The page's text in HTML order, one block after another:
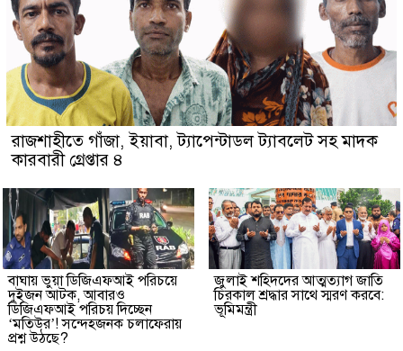
রাজশাহীতে গাঁজা, ইয়াবা, ট্যাপেন্টাডল ট্যাবলেট সহ মাদক
কারবারী গ্রেপ্তার ৪
বাঘায় ভুয়া ডিজিএফআই পরিচয়ে
দুইজন আটক, আবারও
ডিজিএফআই পরিচয় দিচ্ছেন
‘মতিউর’! সন্দেহজনক চলাফেরায়
প্রশ্ন উঠছে?
জুলাই শহিদদের আত্মত্যাগ জাতি
চিরকাল শ্রদ্ধার সাথে স্মরণ করবে:
ভূমিমন্ত্রী